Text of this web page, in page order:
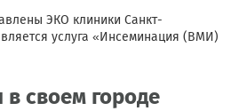
ЭКО клиники Санкт-
услуга «Инсеминация (ВМИ)
своем городе